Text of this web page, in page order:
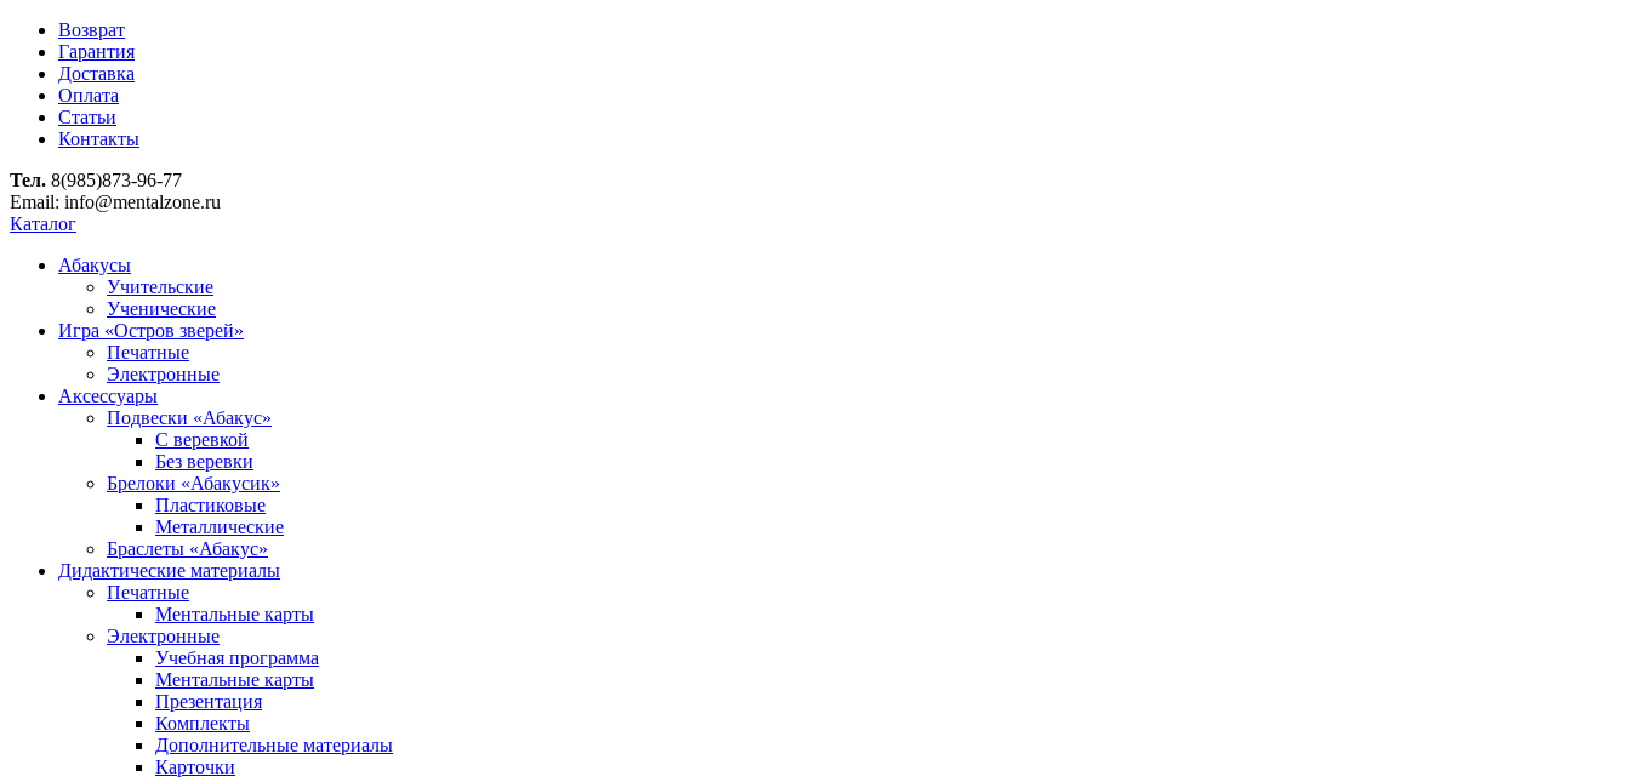
Возврат
Гарантия
Доставка
Оплата
Статьи
Контакты
Тел. 8(985)873-96-77
Email: info@mentalzone.ru
Каталог
Абакусы
Учительские
Ученические
Игра «Остров зверей»
Печатные
Электронные
Аксессуары
Подвески «Абакус»
С веревкой
Без веревки
Брелоки «Абакусик»
Пластиковые
Металлические
Браслеты «Абакус»
Дидактические материалы
Печатные
Ментальные карты
Электронные
Учебная программа
Ментальные карты
Презентация
Комплекты
Дополнительные материалы
Карточки